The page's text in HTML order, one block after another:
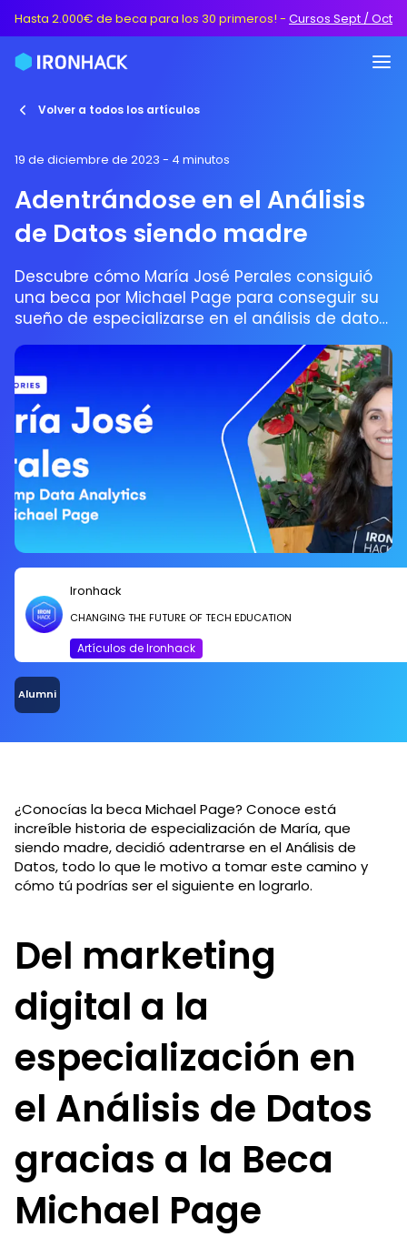
Hasta 2.000€ de beca para los 30 primeros! - Cursos Sept / Oct
Volver a todos los artículos
19 de diciembre de 2023 - 4 minutos
Adentrándose en el Análisis
de Datos siendo madre
Descubre cómo María José Perales consiguió
una beca por Michael Page para conseguir su
sueño de especializarse en el análisis de datos
siendo madre.
Ironhack
CHANGING THE FUTURE OF TECH EDUCATION
Artículos de Ironhack
Alumni
¿Conocías la beca Michael Page? Conoce está
increíble historia de especialización de María, que
siendo madre, decidió adentrarse en el Análisis de
Datos, todo lo que le motivo a tomar este camino y
cómo tú podrías ser el siguiente en lograrlo.
Del marketing
digital a la
especialización en
el Análisis de Datos
gracias a la Beca
Michael Page